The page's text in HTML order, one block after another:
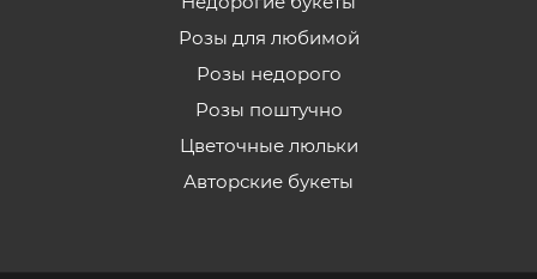
Розы для любимой
Розы недорого
Розы поштучно
Цветочные люльки
Авторские букеты